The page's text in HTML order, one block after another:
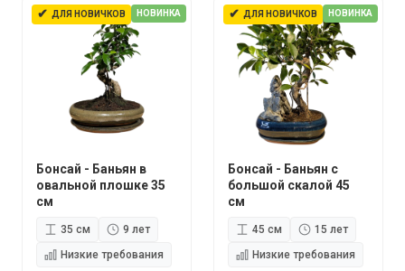
✔ ДЛЯ НОВИЧКОВ НОВИНКА
Бонсай - Баньян в
овальной плошке 35
см
35 см
9 лет
Низкие требования
✔ ДЛЯ НОВИЧКОВ НОВИНКА
Бонсай - Баньян с
большой скалой 45
см
45 см
15 лет
Низкие требования